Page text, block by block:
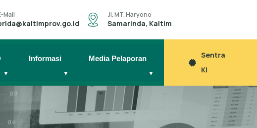
Mail Jl. MT. Haryono
Samarinda, Kaltim
▼
Informasi
▼
Media Pelaporan
▼
Sentra
KI